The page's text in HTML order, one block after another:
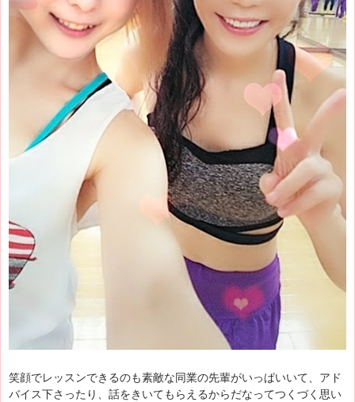
笑顔でレッスンできるのも素敵な同業の先輩がいっぱいいて、アド
バイス下さったり、話をきいてもらえるからだなってつくづく思い